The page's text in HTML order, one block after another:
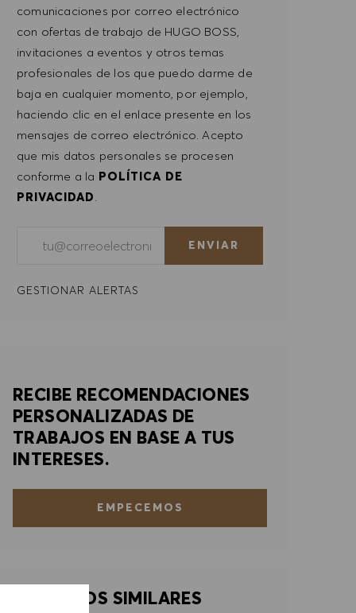
comunicaciones por correo electrónico
con ofertas de trabajo de HUGO BOSS,
invitaciones a eventos y otros temas
profesionales de los que puedo darme de
baja en cualquier momento, por ejemplo,
haciendo clic en el enlace presente en los
mensajes de correo electrónico. Acepto
que mis datos personales se procesen
conforme a la POLÍTICA DE
PRIVACIDAD
ENVIAR
GESTIONAR ALERTAS
RECIBE RECOMENDACIONES
PERSONALIZADAS DE
TRABAJOS EN BASE A TUS
INTERESES.
EMPECEMOS
TRABAJOS SIMILARES